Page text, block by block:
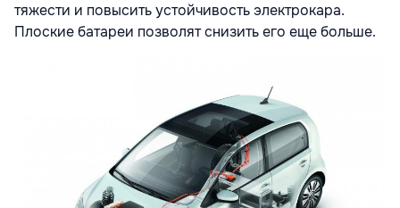
тяжести и повысить устойчивость электрокара.
Плоские батареи позволят снизить его еще больше.